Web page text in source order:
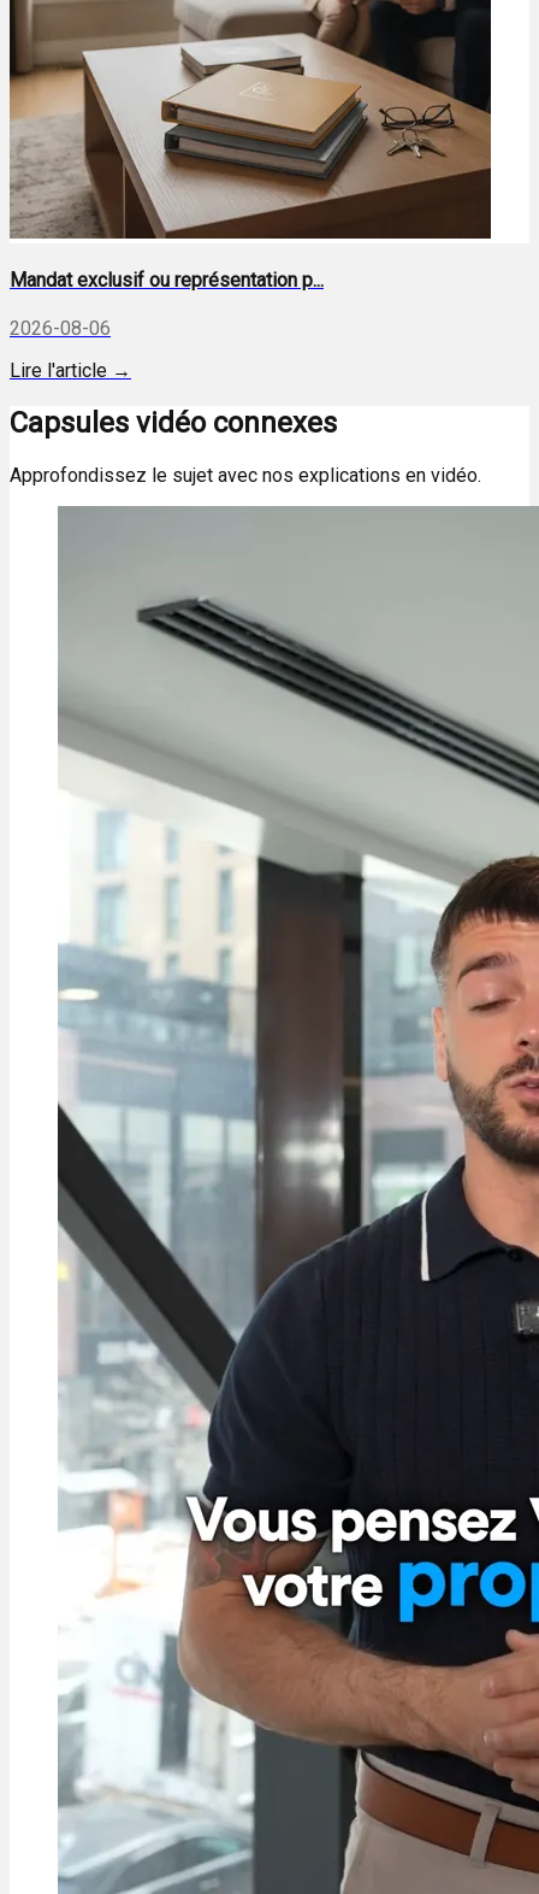
Mandat exclusif ou représentation p...
2026-08-06
Lire l'article →
Capsules vidéo connexes
Approfondissez le sujet avec nos explications en vidéo.